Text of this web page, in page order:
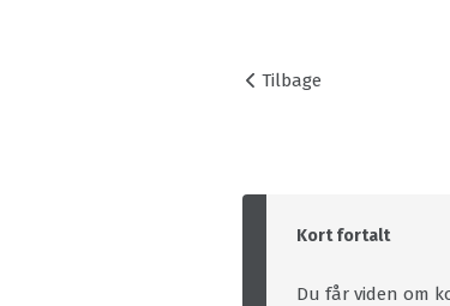
Tilbage
Kort fortalt
Du får viden om